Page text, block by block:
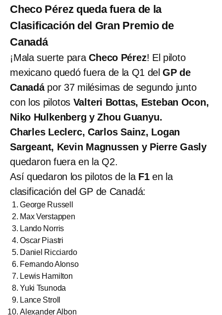
Checo Pérez queda fuera de la
Clasificación del Gran Premio de
Canadá
¡Mala suerte paraCheco Pérez! El piloto
mexicano quedó fuera de la Q1 delGP de
Canadápor 37 milésimas de segundo junto
con los pilotos Valteri Bottas, Esteban Ocon,
Niko Hulkenberg y Zhou Guanyu.
Charles Leclerc, Carlos Sainz, Logan
Sargeant, Kevin Magnussen y Pierre Gasly
quedaron fuera en la Q2.
Así quedaron los pilotos de la F1 en la
clasificación del GP de Canadá:
George Russell
Max Verstappen
Lando Norris
Oscar Piastri
Daniel Ricciardo
Fernando Alonso
Lewis Hamilton
Yuki Tsunoda
Lance Stroll
Alexander Albon